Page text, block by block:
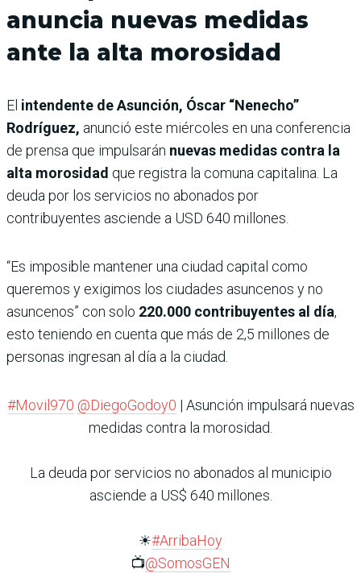
anuncia nuevas medidas
ante la alta morosidad
El intendente de Asunción, Óscar “Nenecho”
Rodríguez, anunció este miércoles en una conferencia
de prensa que impulsarán nuevas medidas contra la
alta morosidad que registra la comuna capitalina. La
deuda por los servicios no abonados por
contribuyentes asciende a USD 640 millones.
“Es imposible mantener una ciudad capital como
queremos y exigimos los ciudades asuncenos y no
asuncenos” con solo 220.000 contribuyentes al día,
esto teniendo en cuenta que más de 2,5 millones de
personas ingresan al día a la ciudad.
#Movil970 @DiegoGodoy0 | Asunción impulsará nuevas
medidas contra la morosidad.
La deuda por servicios no abonados al municipio
asciende a US$ 640 millones.
☀#ArribaHoy
📺@SomosGEN